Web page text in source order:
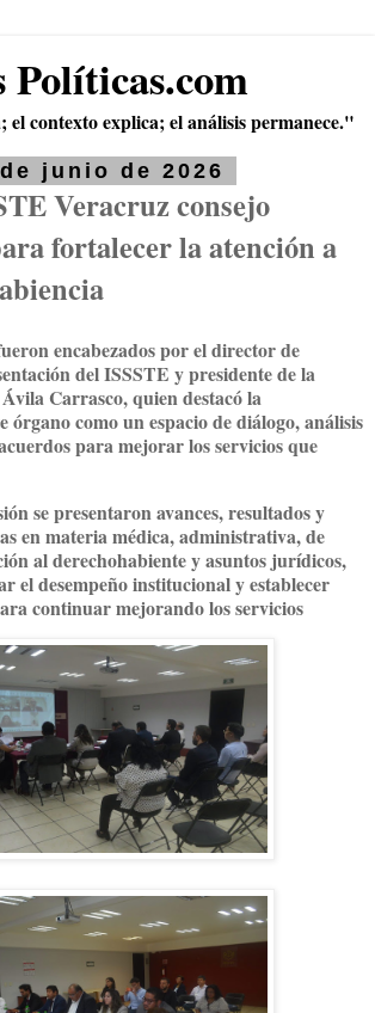
Políticas.com
contexto explica; el análisis permanece."
junio de 2026
Veracruz consejo
fortalecer la atención a
encabezados por el director de
del ISSSTE y presidente de la
Carrasco, quien destacó la
órgano como un espacio de diálogo, análisis
para mejorar los servicios que
se presentaron avances, resultados y
en materia médica, administrativa, de
al derechohabiente y asuntos jurídicos,
el desempeño institucional y establecer
continuar mejorando los servicios